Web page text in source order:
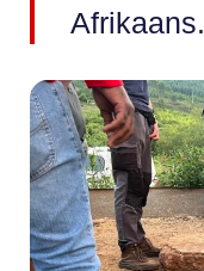
Afrikaans.